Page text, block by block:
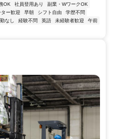
OK 社員登用あり
副業・WワークOK
ター歓迎 早朝 シフト自由
学歴不問
なし 経験不問 英語 未経験者歓迎
午前